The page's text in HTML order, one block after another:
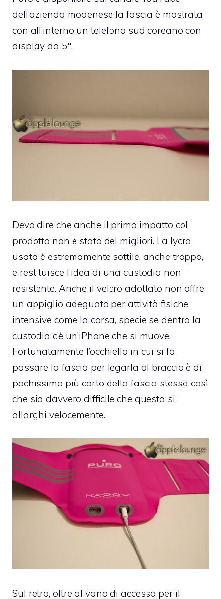
dell’azienda modenese la fascia è mostrata
con all’interno un telefono sud coreano con
display da 5″.
Devo dire che anche il primo impatto col
prodotto non è stato dei migliori. La lycra
usata è estremamente sottile, anche troppo,
e restituisce l’idea di una custodia non
resistente. Anche il velcro adottato non offre
un appiglio adeguato per attività fisiche
intensive come la corsa, specie se dentro la
custodia c’è un’iPhone che si muove.
Fortunatamente l’occhiello in cui si fa
passare la fascia per legarla al braccio è di
pochissimo più corto della fascia stessa così
che sia davvero difficile che questa si
allarghi velocemente.
Sul retro, oltre al vano di accesso per il